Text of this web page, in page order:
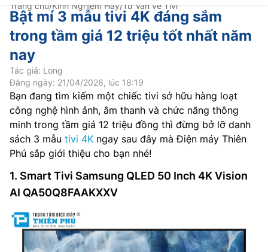
Trang chủ/Kinh Nghiệm Hay/Tư Vấn về Tivi
Bật mí 3 mẫu tivi 4K đáng sắm
trong tầm giá 12 triệu tốt nhất năm
nay
Tác giả: Long
Đăng ngày: 21/04/2026, lúc 18:19
Bạn đang tìm kiếm một chiếc tivi sở hữu hàng loạt
công nghệ hình ảnh, âm thanh và chức năng thông
minh trong tầm giá 12 triệu đồng thì đừng bở lỡ danh
sách 3 mẫu tivi 4K ngay sau đây mà Điện máy Thiên
Phú sắp giới thiệu cho bạn nhé!
1. Smart Tivi Samsung QLED 50 Inch 4K Vision
AI QA50Q8FAAKXXV